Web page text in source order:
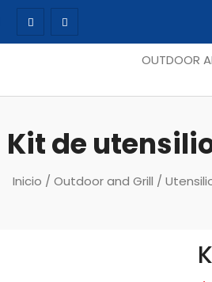
OUTDOOR
Kit de
Inicio / Outdoor and Grill /